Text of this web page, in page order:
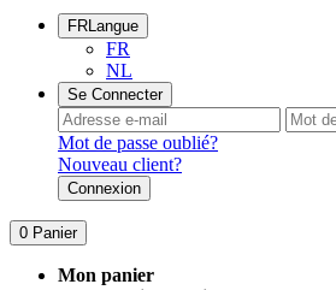
FRLangue
FR
NL
Se Connecter
Mot de passe oublié?
Nouveau client?
Connexion
0 Panier
Mon panier